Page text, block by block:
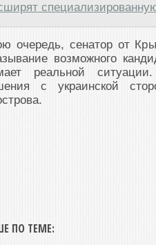
очередь, сенатор от
возможного
реальной
с украинской
ПО ТЕМЕ: